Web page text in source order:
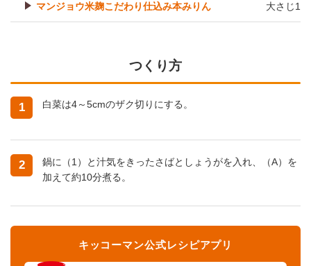
マンジョウ米麹こだわり仕込み本みりん 大さじ1
つくり方
1 白菜は4～5cmのザク切りにする。
2
鍋に（1）と汁気をきったさばとしょうがを入れ、（A）を
加えて約10分煮る。
キッコーマン公式レシピアプリ